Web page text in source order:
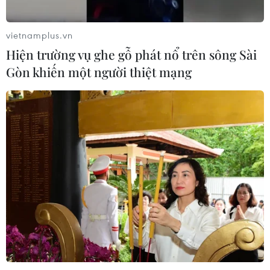
CƠ QUAN CHỦ QUẢN: THÔNG TẤN XÃ VIỆT NAM
Tổng Biên tập: TRẦN TIẾN DUẨN
Phó Tổng Biên tập: NGUYỄN THỊ TÁM, KHÚC THANH
THỦY
Sở hữu trí tuệ
Quy định sử dụng
RSS
Hỗ trợ
Ngôn ngữ
TTXVN
Dịch vụ tin
Quảng cáo
vietnamplus.vn
Hiện trường vụ ghe gỗ phát nổ trên sông Sài
Gòn khiến một người thiệt mạng